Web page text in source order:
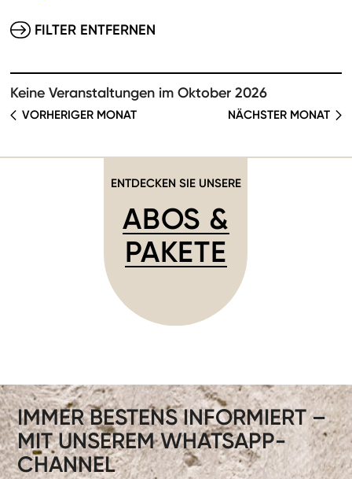
FILTER ENTFERNEN
Keine Veranstaltungen im Oktober 2026
VORHERIGER MONAT NÄCHSTER MONAT
ENTDECKEN SIE UNSERE
ABOS &
PAKETE
IMMER BESTENS INFORMIERT –
MIT UNSEREM WHATSAPP-
CHANNEL